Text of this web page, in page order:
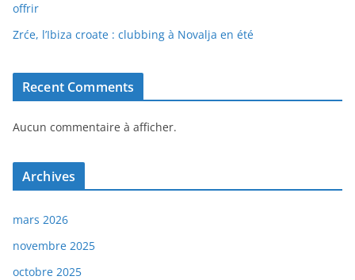
offrir
Zrće, l’Ibiza croate : clubbing à Novalja en été
Recent Comments
Aucun commentaire à afficher.
Archives
mars 2026
novembre 2025
octobre 2025